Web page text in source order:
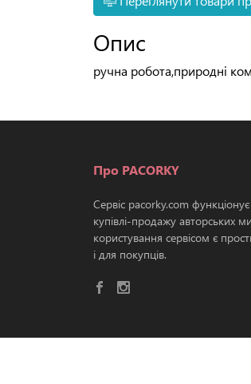
Опис
ручна робота,природні
Про PACORKY
Сервіс pacorky.com
купівлі-продажу авторських
користування сервісом є
і для покупців.